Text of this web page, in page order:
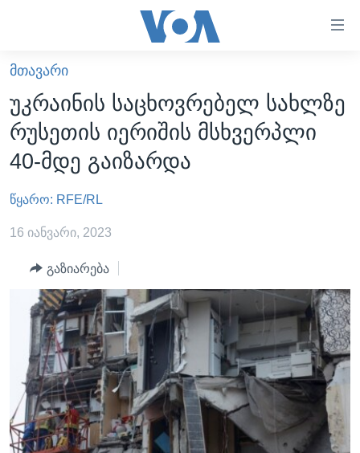
ხელმისაწვდომობისთვის
გადადით
მთავარზე
გადადით
მთავარ
ნავიგაციაზე
გადადით
ძიებაზე
ᲐᲮᲐᲚᲘ ᲐᲛᲑᲔᲑᲘ
ᲡᲐᲥᲐᲠᲗᲕᲔᲚᲝ
ᲐᲨᲨ
ᲐᲨᲨ-ᲘᲡ ᲐᲠᲩᲔᲕᲜᲔᲑᲘ 2024
ᲛᲡᲝᲤᲚᲘᲝ
ᲕᲘᲓᲔᲝᲔᲑᲘ
ᲒᲐᲓᲐᲪᲔᲛᲔᲑᲘ
ᲕᲐᲨᲘᲜᲒᲢᲝᲜᲘ ᲓᲦᲔᲡ
ᲮᲔᲓᲕᲐ ᲕᲐᲨᲘᲜᲒᲢᲝᲜᲘᲓᲐᲜ
ᲡᲢᲣᲓᲘᲐ ᲕᲐᲨᲘᲜᲒᲢᲝᲜᲘ
ᲡᲮᲕᲐ ᲡᲘᲐᲮᲚᲔᲔᲑᲘ
ᲞᲝᲚᲘᲢᲘᲙᲐ
ᲔᲙᲝᲜᲝᲛᲘᲙᲐ
ᲯᲐᲜᲛᲠᲗᲔᲚᲝᲑᲐ
ᲛᲔᲪᲜᲘᲔᲠᲔᲑᲐ
ᲠᲣᲡᲔᲗᲘᲡ ᲨᲔᲭᲠᲐ ᲣᲙᲠᲐᲘᲜᲐᲨᲘ
Learning English
ᲗᲕᲐᲚᲘ ᲒᲕᲐᲓᲔᲕᲜᲔᲗ
ᲛᲗᲐᲕᲐᲠᲘ
უკრაინის საცხოვრებელ სახლზე
რუსეთის იერიშის მსხვერპლი
40-მდე გაიზარდა
წყარო: RFE/RL
16 იანვარი, 2023
გაზიარება